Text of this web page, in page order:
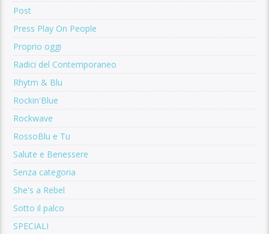
Post
Press Play On People
Proprio oggi
Radici del Contemporaneo
Rhytm & Blu
Rockin'Blue
Rockwave
RossoBlu e Tu
Salute e Benessere
Senza categoria
She's a Rebel
Sotto il palco
SPECIALI